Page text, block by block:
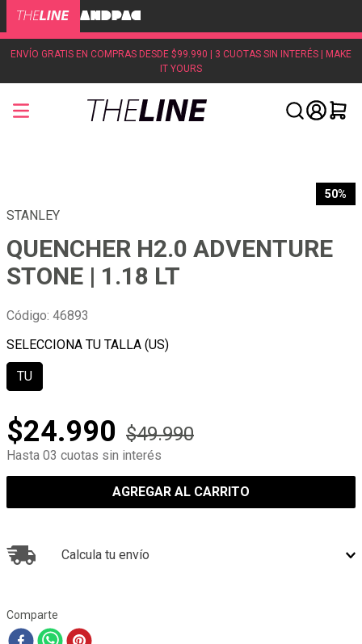
ENVÍO GRATIS EN COMPRAS DESDE $99.990 | 3 CUOTAS SIN INTERÉS | MAKE
IT YOURS
50%
STANLEY
QUENCHER H2.0 ADVENTURE
STONE | 1.18 LT
Código: 46893
TU
$24.990 $49.990
Hasta 03 cuotas sin interés
AGREGAR AL CARRITO
Calcula tu envío
Comparte